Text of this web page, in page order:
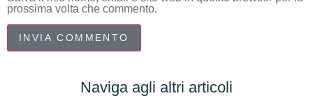
prossima volta che commento.
Naviga agli altri articoli